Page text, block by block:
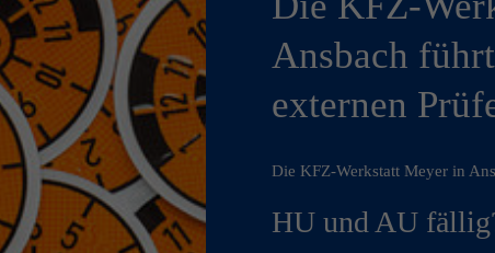
Ansbach
externen
Die KFZ-Werkstatt Meyer in
HU und AU